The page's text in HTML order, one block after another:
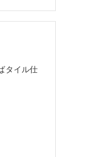
タイル仕